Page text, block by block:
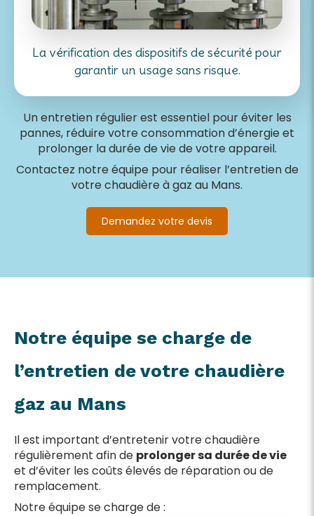
La vérification des dispositifs de sécurité pour
garantir un usage sans risque.
Un entretien régulier est essentiel pour éviter les
pannes, réduire votre consommation d’énergie et
prolonger la durée de vie de votre appareil.
Contactez notre équipe pour réaliser l’entretien de
votre chaudière à gaz au Mans.
Demandez votre devis
Notre équipe se charge de
l’entretien de votre chaudière
gaz au Mans
Il est important d’entretenir votre chaudière
régulièrement afin de prolonger sa durée de vie
et d’éviter les coûts élevés de réparation ou de
remplacement.
Notre équipe se charge de :